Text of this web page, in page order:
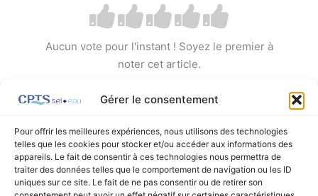
Gérer le consentement
Pour offrir les meilleures expériences, nous utilisons des technologies
telles que les cookies pour stocker et/ou accéder aux informations des
appareils. Le fait de consentir à ces technologies nous permettra de
traiter des données telles que le comportement de navigation ou les ID
uniques sur ce site. Le fait de ne pas consentir ou de retirer son
Aucun vote pour l'instant ! Soyez le premier à
noter cet article.
Article précédent Article suivant